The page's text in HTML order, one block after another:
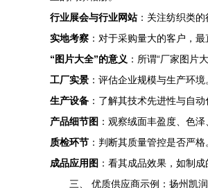
行业展会与行业网站：关注纺织类的
实地考察 ：对于采购量大的客户，
“图片大全”的意义 ：所谓“厂家图片
工厂实景 ：评估企业规模与生产环境
生产设备 ：了解其技术先进性与自动
产品细节图 ：观察绒面丰盈度、色泽
质检环节 ：判断其质量管控是否严格
成品应用图 ：看其成品效果，如制成
三、 优质供应商示例：扬州凯